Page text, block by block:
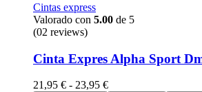
Cintas express
Valorado con 5.00 de 5
(02 reviews)
Cinta Expres Alpha Sport
21,95 € - 23,95 €